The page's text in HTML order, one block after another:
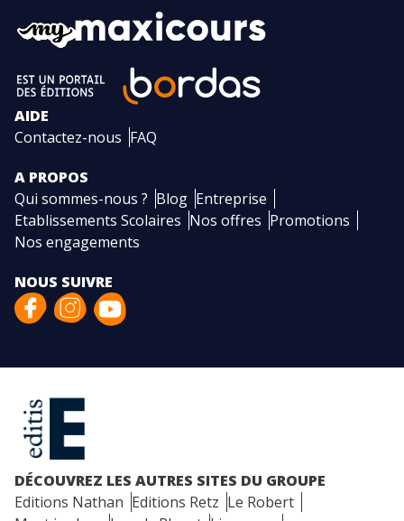
AIDE
Contactez-nous FAQ
A PROPOS
Qui sommes-nous ? Blog Entreprise
Etablissements Scolaires Nos offres Promotions
Nos engagements
NOUS SUIVRE
DÉCOUVREZ LES AUTRES SITES DU GROUPE
Editions Nathan Editions Retz Le Robert